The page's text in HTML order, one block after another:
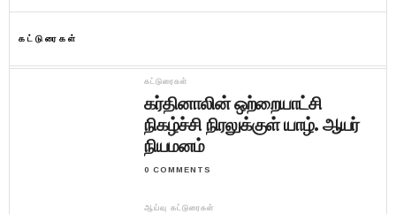
கட்டுரைகள்
கட்டுரைகள்
கர்தினாலின் ஒற்றையாட்சி
நிகழ்ச்சி நிரலுக்குள் யாழ். ஆயர்
நியமனம்
0 COMMENTS
ஆய்வு கட்டுரைகள்